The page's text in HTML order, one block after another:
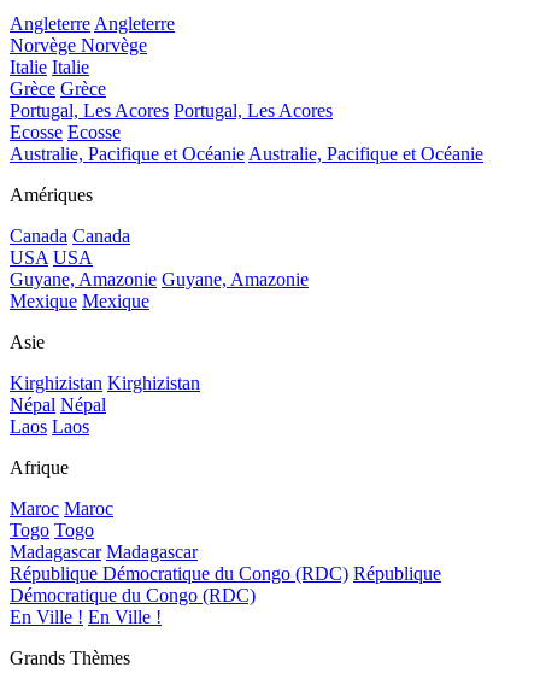
Angleterre Angleterre
Norvège Norvège
Italie Italie
Grèce Grèce
Portugal, Les Acores Portugal, Les Acores
Ecosse Ecosse
Australie, Pacifique et Océanie Australie, Pacifique et Océanie
Amériques
Canada Canada
USA USA
Guyane, Amazonie Guyane, Amazonie
Mexique Mexique
Asie
Kirghizistan Kirghizistan
Népal Népal
Laos Laos
Afrique
Maroc Maroc
Togo Togo
Madagascar Madagascar
République Démocratique du Congo (RDC) République
Démocratique du Congo (RDC)
En Ville ! En Ville !
Grands Thèmes